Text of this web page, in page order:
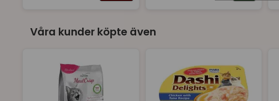
Våra kunder köpte även